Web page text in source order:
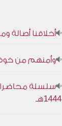
أخلاقنا أصالة
وأمنهم من
سلسلة
1444هـ